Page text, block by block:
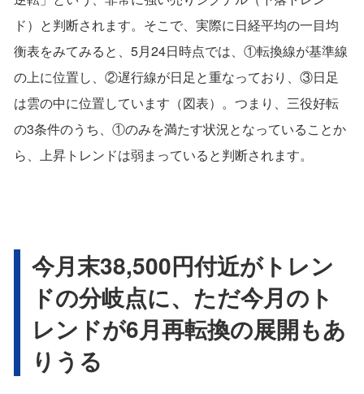
ド）と判断されます。そこで、実際に日経平均の一目均
衡表をみてみると、5月24日時点では、①転換線が基準線
の上に位置し、②遅行線が日足と重なっており、③日足
は雲の中に位置しています（図表）。つまり、三役好転
の3条件のうち、①のみを満たす状況となっていることか
ら、上昇トレンドは弱まっていると判断されます。
今月末38,500円付近がトレン
ドの分岐点に、ただ今月のト
レンドが6月再転換の展開もあ
りうる